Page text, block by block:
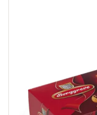
café
cerveja